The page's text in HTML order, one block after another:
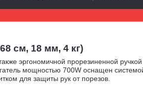
см, 18 мм, 4 кг)
эргономичной прорезиненной
мощностью 700W оснащен
для защиты рук от порезов.